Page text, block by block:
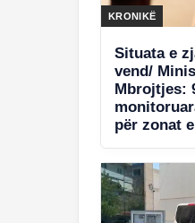
KRONIKË
Situata e
vend/
Mbrojtjes:
për zonat